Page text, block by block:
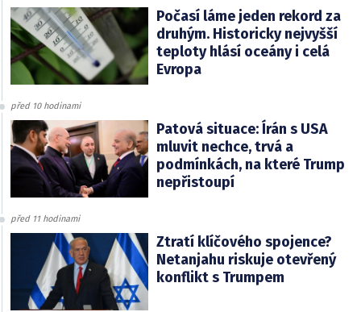
Počasí láme jeden rekord za
druhým. Historicky nejvyšší
teploty hlásí oceány i celá
Evropa
před 10 hodinami
Patová situace: Írán s USA
mluvit nechce, trvá a
podmínkách, na které Trump
nepřistoupí
před 11 hodinami
Ztratí klíčového spojence?
Netanjahu riskuje otevřený
konflikt s Trumpem